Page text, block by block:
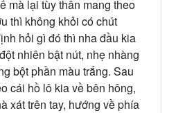
mà lại tùy thân mang theo
thì không khỏi có chút
hỏi gì đó thì nha đầu kia
nhiên bật nút, nhẹ nhàng
bột phần màu trắng. Sau
cái hồ lô kia về bên hông,
xát trên tay, hướng về phía